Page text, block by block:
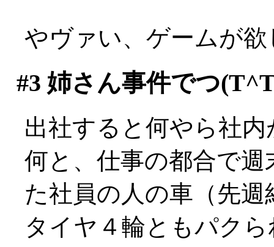
やヴァい、ゲームが
#3 姉さん事件でつ
出社すると何やら社
何と、仕事の都合で
た社員の人の車（先週
タイヤ４輪ともパク